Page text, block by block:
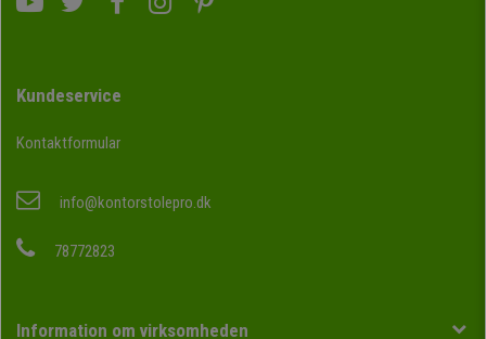
Kundeservice
Kontaktformular
info@kontorstolepro.dk
78772823
Information om virksomheden